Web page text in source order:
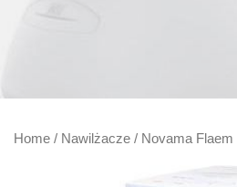
Home / Nawilżacze / Novama Flaem